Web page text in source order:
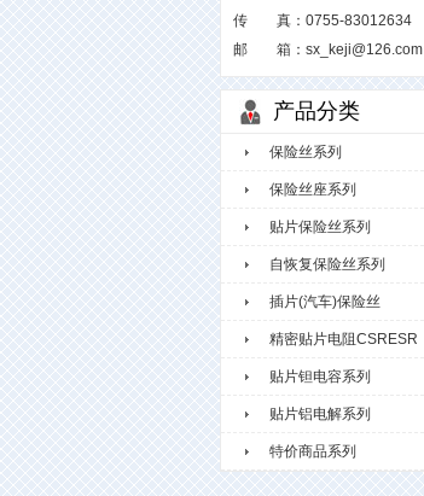
传 真：0755-83012634
邮 箱：sx_keji@126.com
产品分类
保险丝系列
保险丝座系列
贴片保险丝系列
自恢复保险丝系列
插片(汽车)保险丝
精密贴片电阻CSRESR
贴片钽电容系列
贴片铝电解系列
特价商品系列